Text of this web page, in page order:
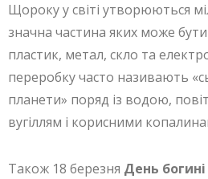
Щороку у світі утворюються
значна частина яких може
пластик, метал, скло та
переробку часто називають
планети» поряд із водою,
вугіллям і корисними
Також 18 березня День